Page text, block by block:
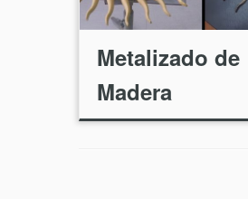
Metalizado de
Madera